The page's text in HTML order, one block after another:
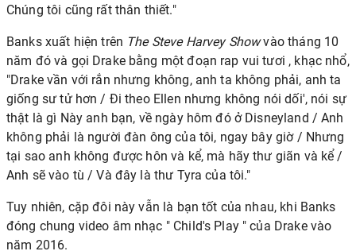
Chúng tôi cũng rất thân thiết."
Banks xuất hiện trên The Steve Harvey Showvào tháng 10
năm đó và gọi Drake bằng một đoạn rap vui tươi , khạc nhổ,
"Drake vần với rắn nhưng không, anh ta không phải, anh ta
giống sư tử hơn / Đi theo Ellen nhưng không nói dối', nói sự
thật là gì Này anh bạn, về ngày hôm đó ở Disneyland / Anh
không phải là người đàn ông của tôi, ngay bây giờ / Nhưng
tại sao anh không được hôn và kể, mà hãy thư giãn và kể /
Anh sẽ vào tù / Và đây là thư Tyra của tôi."
Tuy nhiên, cặp đôi này vẫn là bạn tốt của nhau, khi Banks
đóng chung video âm nhạc " Child's Play " của Drake vào
năm 2016.